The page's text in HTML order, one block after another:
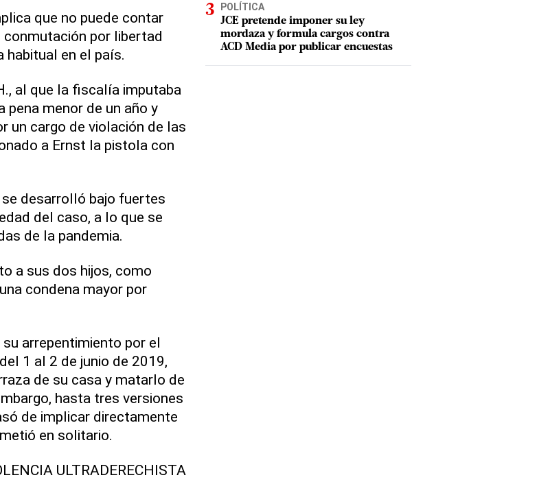
que no puede contar
conmutación por libertad
habitual en el país.
al que la fiscalía imputaba
pena menor de un año y
un cargo de violación de las
a Ernst la pistola con
desarrolló bajo fuertes
del caso, a lo que se
de la pandemia.
a sus dos hijos, como
condena mayor por
arrepentimiento por el
1 al 2 de junio de 2019,
de su casa y matarlo de
hasta tres versiones
de implicar directamente
en solitario.
ULTRADERECHISTA
POLÍTICA
JCE pretende imponer su ley
mordaza y formula cargos contra
ACD Media por publicar encuestas